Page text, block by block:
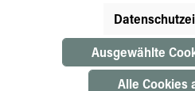
Ausgewählte
Alle Cookies